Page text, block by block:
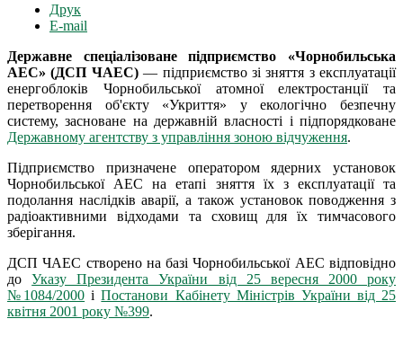
Друк
E-mail
Державне спеціалізоване підприємство «Чорнобильська
АЕС» (ДСП ЧАЕС)— підприємство зі зняття з експлуатації
енергоблоків Чорнобильської атомної електростанції та
перетворення об'єкту «Укриття» у екологічно безпечну
систему, засноване на державній власності і підпорядковане
Державному агентству з управління зоною відчуження.
Підприємство призначене оператором ядерних установок
Чорнобильської АЕС на етапі зняття їх з експлуатації та
подолання наслідків аварії, а також установок поводження з
радіоактивними відходами та сховищ для їх тимчасового
зберігання.
ДСП ЧАЕС створено на базі Чорнобильської АЕС відповідно
доУказу Президента України від 25 вересня 2000 року
№1084/2000 іПостанови Кабінету Міністрів України від 25
квітня 2001 року №399.